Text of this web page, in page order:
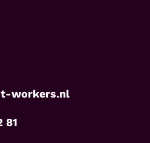
workers.nl
81